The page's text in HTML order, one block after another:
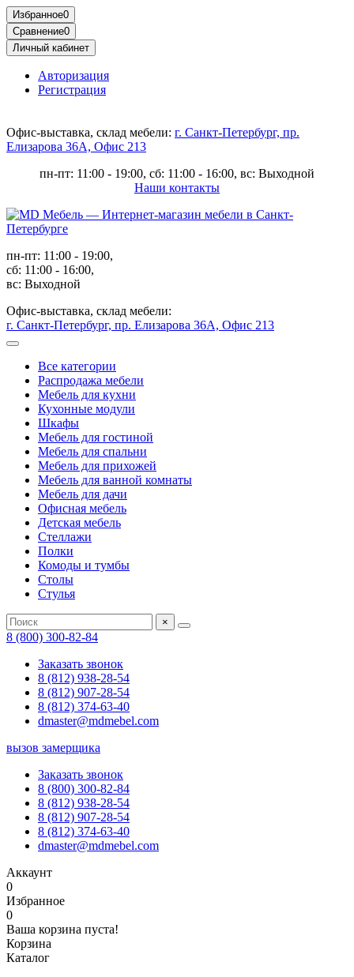
Избранное0
Сравнение0
Личный кабинет
Авторизация
Регистрация
Офис-выставка, склад мебели: г. Санкт-Петербург, пр.
Елизарова 36А, Офис 213
пн-пт: 11:00 - 19:00, сб: 11:00 - 16:00, вс: Выходной
Наши контакты
пн-пт: 11:00 - 19:00,
сб: 11:00 - 16:00,
вс: Выходной
Офис-выставка, склад мебели:
г. Санкт-Петербург, пр. Елизарова 36А, Офис 213
Все категории
Распродажа мебели
Мебель для кухни
Кухонные модули
Шкафы
Мебель для гостиной
Мебель для спальни
Мебель для прихожей
Мебель для ванной комнаты
Мебель для дачи
Офисная мебель
Детская мебель
Стеллажи
Полки
Комоды и тумбы
Столы
Стулья
×
8 (800) 300-82-84
Заказать звонок
8 (812) 938-28-54
8 (812) 907-28-54
8 (812) 374-63-40
dmaster@mdmebel.com
вызов замерщика
Заказать звонок
8 (800) 300-82-84
8 (812) 938-28-54
8 (812) 907-28-54
8 (812) 374-63-40
dmaster@mdmebel.com
Аккаунт
0
Избранное
0
Ваша корзина пуста!
Корзина
Каталог